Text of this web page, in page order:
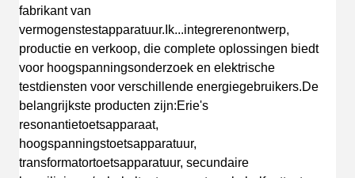
fabrikant van
vermogenstestapparatuur. Ik...integrerenontwerp,
productie en verkoop, die complete oplossingen biedt
voor hoogspanningsonderzoek en elektrische
testdiensten voor verschillende energiegebruikers.De
belangrijkste producten zijn:Erie's
resonantietoetsapparaat,
hoogspanningstoetsapparatuur,
transformatortoetsapparatuur, secundaire